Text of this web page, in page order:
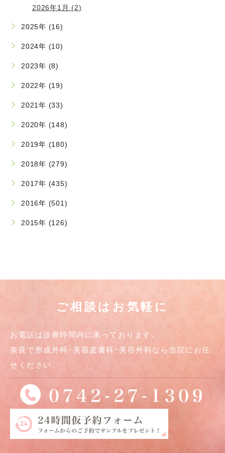
2026年1月 (2)
2025年 (16)
2024年 (10)
2023年 (8)
2022年 (19)
2021年 (33)
2020年 (148)
2019年 (180)
2018年 (279)
2017年 (435)
2016年 (501)
2015年 (126)
ご相談はお気軽に
お電話は診療時間内に承っております。
奈良で形成外科･美容皮膚科･美容外科なら当院にお任
せください。